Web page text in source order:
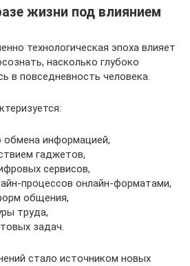
жизни под влиянием
технологическая эпоха влияет
насколько глубоко
в повседневность человека.
информацией,
гаджетов,
сервисов,
процессов онлайн-форматами,
общения,
труда,
задач.
стало источником новых